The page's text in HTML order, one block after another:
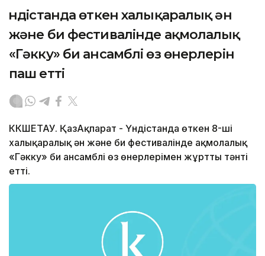
Үндістанда өткен халықаралық ән
және би фестивалінде ақмолалық
«Гәкку» би ансамблі өз өнерлерін
паш етті
КӨКШЕТАУ. ҚазАқпарат - Үндістанда өткен 8-ші
халықаралық ән және би фестивалінде ақмолалық
«Гәкку» би ансамблі өз өнерлерімен жұртты тәнті
етті.